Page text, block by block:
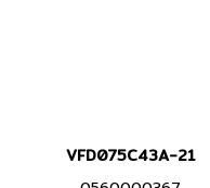
VFD075C43A-21